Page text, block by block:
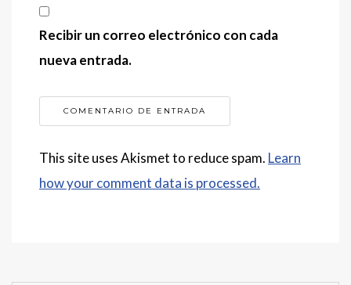
Recibir un correo electrónico con cada
nueva entrada.
This site uses Akismet to reduce spam. Learn
how your comment data is processed.